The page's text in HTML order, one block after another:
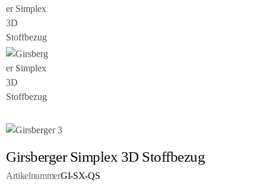
Girsberger Simplex 3D Stoffbezug
ArtikelnummerGI-SX-QS